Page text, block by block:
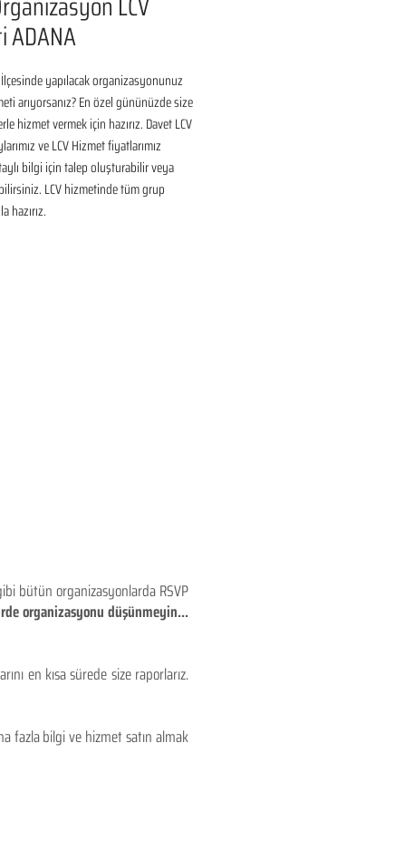
ADANA
İlçesinde yapılacak organizasyonunuz
arıyorsanız? En özel gününüzde size
hizmet vermek için hazırız. Davet LCV
ve LCV Hizmet fiyatlarımız
bilgi için talep oluşturabilir veya
LCV hizmetinde tüm grup
hazırız.
bütün organizasyonlarda RSVP
organizasyonu düşünmeyin...
en kısa sürede size raporlarız.
fazla bilgi ve hizmet satın almak